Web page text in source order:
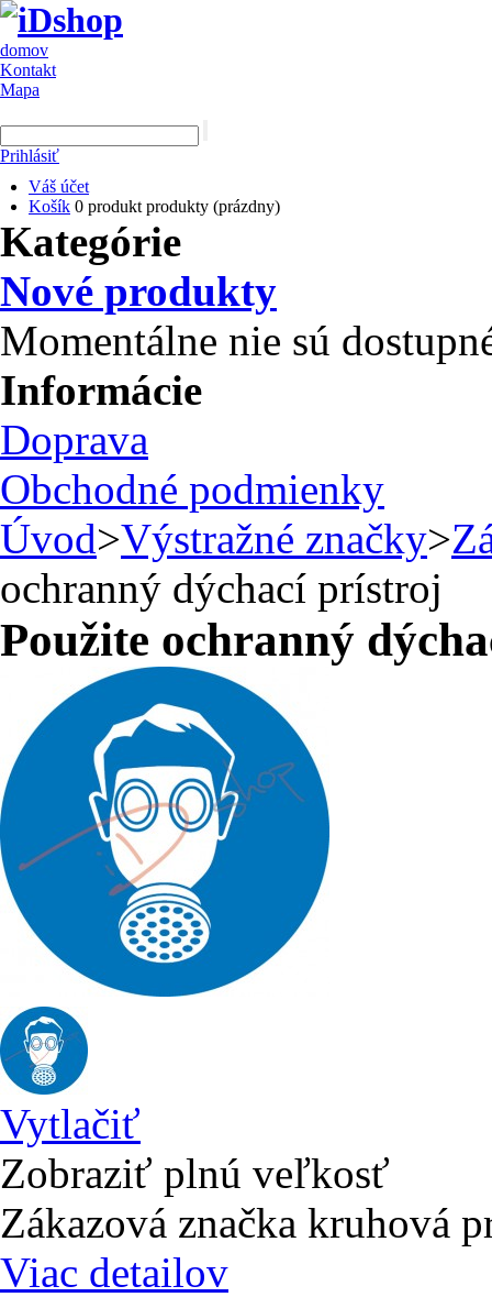
domov
Kontakt
Mapa
Prihlásiť
Váš účet
Košík 0 produkt produkty (prázdny)
Kategórie
Nové produkty
Momentálne nie sú
Informácie
Doprava
Obchodné podmienky
Úvod>Výstražné značky>
ochranný dýchací prístroj
Použite ochranný
Vytlačiť
Zobraziť plnú veľkosť
Zákazová značka kruhová
Viac detailov